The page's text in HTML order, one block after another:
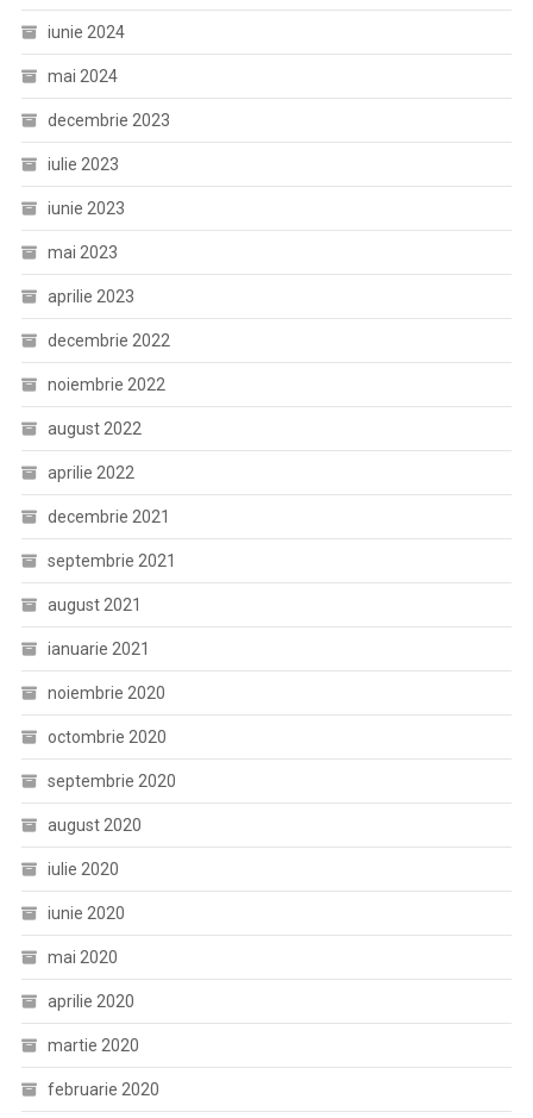
iunie 2024
mai 2024
decembrie 2023
iulie 2023
iunie 2023
mai 2023
aprilie 2023
decembrie 2022
noiembrie 2022
august 2022
aprilie 2022
decembrie 2021
septembrie 2021
august 2021
ianuarie 2021
noiembrie 2020
octombrie 2020
septembrie 2020
august 2020
iulie 2020
iunie 2020
mai 2020
aprilie 2020
martie 2020
februarie 2020